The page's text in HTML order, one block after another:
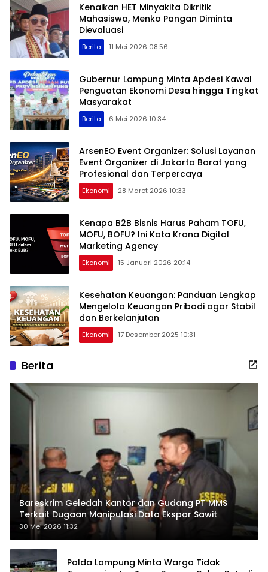
Kenaikan HET Minyakita Dikritik
Mahasiswa, Menko Pangan Diminta
Dievaluasi
Berita 11 Mei 2026 08:56
Gubernur Lampung Minta Apdesi Kawal
Penguatan Ekonomi Desa hingga Tingkat
Masyarakat
Berita 6 Mei 2026 10:34
ArsenEO Event Organizer: Solusi Layanan
Event Organizer di Jakarta Barat yang
Profesional dan Terpercaya
Ekonomi 28 Maret 2026 10:33
Kenapa B2B Bisnis Harus Paham TOFU,
MOFU, BOFU? Ini Kata Krona Digital
Marketing Agency
Ekonomi 15 Januari 2026 20:14
Kesehatan Keuangan: Panduan Lengkap
Mengelola Keuangan Pribadi agar Stabil
dan Berkelanjutan
Ekonomi 17 Desember 2025 10:31
Berita
Bareskrim Geledah Kantor dan Gudang PT MMS
Terkait Dugaan Manipulasi Data Ekspor Sawit
30 Mei 2026 11:32
Polda Lampung Minta Warga Tidak